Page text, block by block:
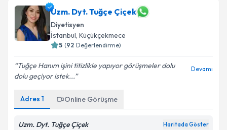
Uzm. Dyt. Tuğçe Çiçek
Diyetisyen
İstanbul, Küçükçekmece
5 (92 Değerlendirme)
Tuğçe Hanım işini titizlikle yapıyor görüşmeler dolu
dolu geçiyor istek...
Devamı
Adres 1 Online Görüşme
Uzm. Dyt. Tuğçe Çiçek Haritada Göster